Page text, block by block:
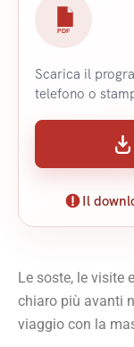
PDF
Scarica il
telefono o
Il
Le soste, le visite
chiaro più avanti
viaggio con la